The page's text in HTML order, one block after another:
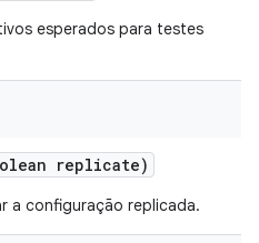
esperados para testes
replicate)
a configuração replicada.